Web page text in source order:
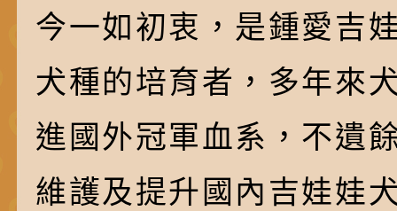
今一如初衷，是鍾愛吉
犬種的培育者，多年來
進國外冠軍血系，不遺
維護及提升國內吉娃娃